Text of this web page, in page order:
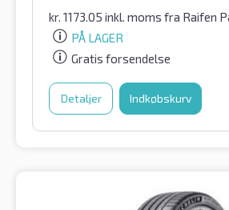
kr. 1173.05 inkl. moms fra Raifen
PÅ LAGER
Gratis forsendelse
Detaljer Indkøbskurv